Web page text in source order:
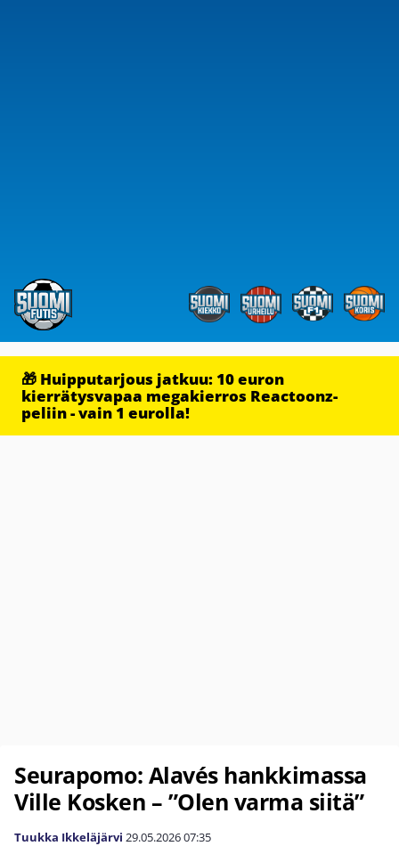
🎁 Huipputarjous jatkuu: 10 euron
kierrätysvapaa megakierros Reactoonz-
peliin - vain 1 eurolla!
Seurapomo: Alavés hankkimassa
Ville Kosken – ”Olen varma siitä”
Tuukka Ikkeläjärvi 29.05.202607:35